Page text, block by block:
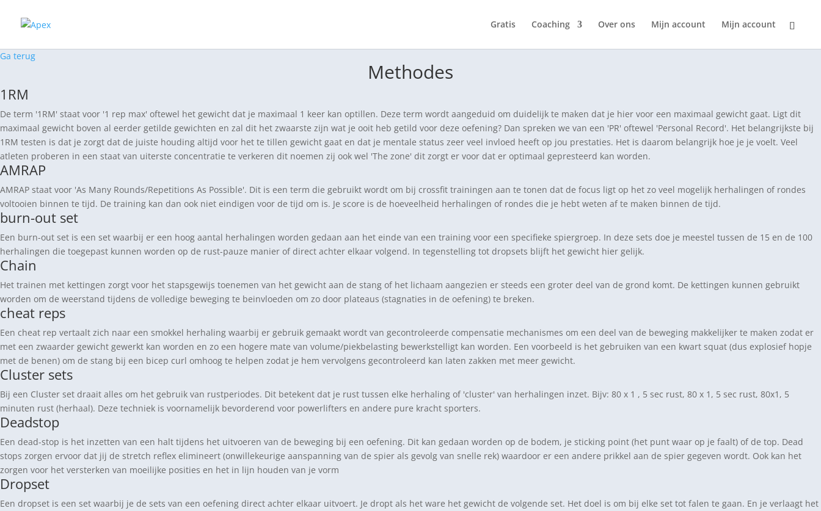
Gratis Coaching Over ons Mijn account Mijn account
Ga terug
Methodes
1RM
De term '1RM' staat voor '1 rep max' oftewel het gewicht dat je maximaal 1 keer kan optillen. Deze term wordt aangeduid om duidelijk te maken dat je hier voor een maximaal gewicht gaat. Ligt dit
maximaal gewicht boven al eerder getilde gewichten en zal dit het zwaarste zijn wat je ooit heb getild voor deze oefening? Dan spreken we van een 'PR' oftewel 'Personal Record'. Het belangrijkste bij
1RM testen is dat je zorgt dat de juiste houding altijd voor het te tillen gewicht gaat en dat je mentale status zeer veel invloed heeft op jou prestaties. Het is daarom belangrijk hoe je je voelt. Veel
atleten proberen in een staat van uiterste concentratie te verkeren dit noemen zij ook wel 'The zone' dit zorgt er voor dat er optimaal gepresteerd kan worden.
AMRAP
AMRAP staat voor 'As Many Rounds/Repetitions As Possible'. Dit is een term die gebruikt wordt om bij crossfit trainingen aan te tonen dat de focus ligt op het zo veel mogelijk herhalingen of rondes
voltooien binnen te tijd. De training kan dan ook niet eindigen voor de tijd om is. Je score is de hoeveelheid herhalingen of rondes die je hebt weten af te maken binnen de tijd.
burn-out set
Een burn-out set is een set waarbij er een hoog aantal herhalingen worden gedaan aan het einde van een training voor een specifieke spiergroep. In deze sets doe je meestel tussen de 15 en de 100
herhalingen die toegepast kunnen worden op de rust-pauze manier of direct achter elkaar volgend. In tegenstelling tot dropsets blijft het gewicht hier gelijk.
Chain
Het trainen met kettingen zorgt voor het stapsgewijs toenemen van het gewicht aan de stang of het lichaam aangezien er steeds een groter deel van de grond komt. De kettingen kunnen gebruikt
worden om de weerstand tijdens de volledige beweging te beinvloeden om zo door plateaus (stagnaties in de oefening) te breken.
cheat reps
Een cheat rep vertaalt zich naar een smokkel herhaling waarbij er gebruik gemaakt wordt van gecontroleerde compensatie mechanismes om een deel van de beweging makkelijker te maken zodat er
met een zwaarder gewicht gewerkt kan worden en zo een hogere mate van volume/piekbelasting bewerkstelligt kan worden. Een voorbeeld is het gebruiken van een kwart squat (dus explosief hopje
met de benen) om de stang bij een bicep curl omhoog te helpen zodat je hem vervolgens gecontroleerd kan laten zakken met meer gewicht.
Cluster sets
Bij een Cluster set draait alles om het gebruik van rustperiodes. Dit betekent dat je rust tussen elke herhaling of 'cluster' van herhalingen inzet. Bijv: 80 x 1 , 5 sec rust, 80 x 1, 5 sec rust, 80x1, 5
minuten rust (herhaal). Deze techniek is voornamelijk bevorderend voor powerlifters en andere pure kracht sporters.
Deadstop
Een dead-stop is het inzetten van een halt tijdens het uitvoeren van de beweging bij een oefening. Dit kan gedaan worden op de bodem, je sticking point (het punt waar op je faalt) of de top. Dead
stops zorgen ervoor dat jij de stretch reflex elimineert (onwillekeurige aanspanning van de spier als gevolg van snelle rek) waardoor er een andere prikkel aan de spier gegeven wordt. Ook kan het
zorgen voor het versterken van moeilijke posities en het in lijn houden van je vorm
Dropset
Een dropset is een set waarbij je de sets van een oefening direct achter elkaar uitvoert. Je dropt als het ware het gewicht de volgende set. Het doel is om bij elke set tot falen te gaan. En je verlaagt het